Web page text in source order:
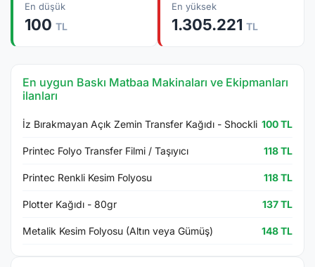
En düşük
100 TL
En yüksek
1.305.221 TL
En uygun Baskı Matbaa Makinaları ve Ekipmanları
ilanları
İz Bırakmayan Açık Zemin Transfer Kağıdı - Shockli 100 TL
Printec Folyo Transfer Filmi / Taşıyıcı 118 TL
Printec Renkli Kesim Folyosu 118 TL
Plotter Kağıdı - 80gr 137 TL
Metalik Kesim Folyosu (Altın veya Gümüş) 148 TL